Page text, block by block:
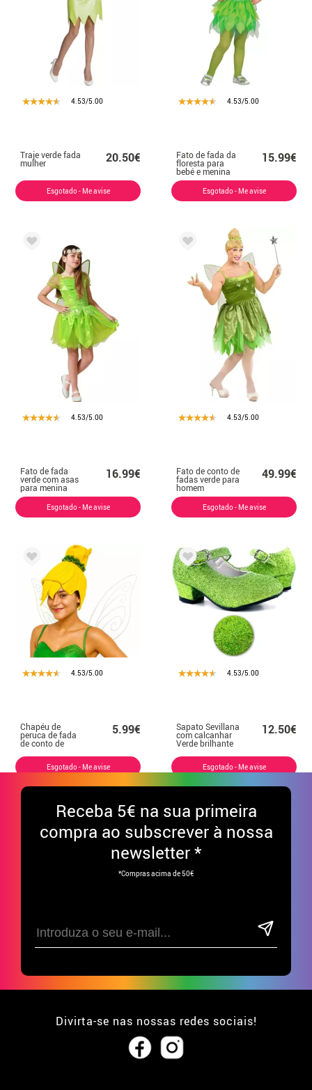
4.53/5.00
Traje verde fada
mulher 20.50€
Esgotado - Me avise
4.53/5.00
Fato de fada da
floresta para
bebé e menina
15.99€
Esgotado - Me avise
4.53/5.00
Fato de fada
verde com asas
para menina
16.99€
Esgotado - Me avise
4.53/5.00
Fato de conto de
fadas verde para
homem
49.99€
Esgotado - Me avise
4.53/5.00
Chapéu de
peruca de fada
de conto de
5.99€
Esgotado - Me avise
4.53/5.00
Sapato Sevillana
com calcanhar
Verde brilhante
a 41
12.50€
Esgotado - Me avise
Receba 5€ na sua primeira
compra ao subscrever à nossa
newsletter *
*Compras acima de 50€
Divirta-se nas nossas redes sociais!